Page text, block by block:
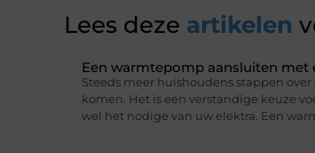
Lees deze artikelen
Een warmtepomp aansluiten met
Steeds meer huishoudens stappen
komen. Het is een verstandige keuze
wel het nodige van uw elektra. Een